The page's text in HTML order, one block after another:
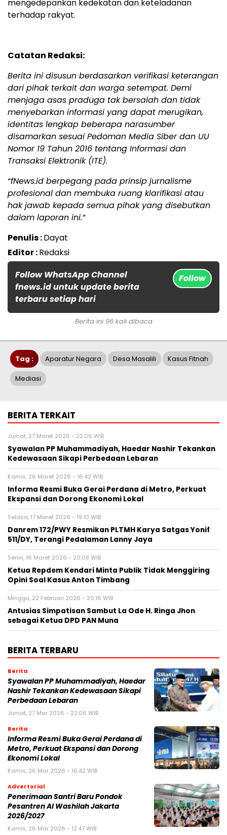
mengedepankan kedekatan dan keteladanan
terhadap rakyat.
Catatan Redaksi:
Berita ini disusun berdasarkan verifikasi keterangan
dari pihak terkait dan warga setempat. Demi
menjaga asas praduga tak bersalah dan tidak
menyebarkan informasi yang dapat merugikan,
identitas lengkap beberapa narasumber
disamarkan sesuai Pedoman Media Siber dan UU
Nomor 19 Tahun 2016 tentang Informasi dan
Transaksi Elektronik (ITE).
“fNews.id berpegang pada prinsip jurnalisme
profesional dan membuka ruang klarifikasi atau
hak jawab kepada semua pihak yang disebutkan
dalam laporan ini.”
Penulis :Dayat
Editor :Redaksi
Follow WhatsApp Channel
fnews.id untuk update berita
terbaru setiap hari
Follow
Berita ini 96 kali dibaca
Tag : Aparatur Negara Desa Masalili Kasus Fitnah
Mediasi
BERITA TERKAIT
Jumat, 27 Maret 2026 - 22:06 WIB
Syawalan PP Muhammadiyah, Haedar Nashir Tekankan
Kedewasaan Sikapi Perbedaan Lebaran
Kamis, 26 Maret 2026 - 16:42 WIB
Informa Resmi Buka Gerai Perdana di Metro, Perkuat
Ekspansi dan Dorong Ekonomi Lokal
Selasa, 17 Maret 2026 - 19:10 WIB
Danrem 172/PWY Resmikan PLTMH Karya Satgas Yonif
511/DY, Terangi Pedalaman Lanny Jaya
Senin, 16 Maret 2026 - 20:08 WIB
Ketua Repdem Kendari Minta Publik Tidak Menggiring
Opini Soal Kasus Anton Timbang
Minggu, 22 Februari 2026 - 20:16 WIB
Antusias Simpatisan Sambut La Ode H. Ringa Jhon
sebagai Ketua DPD PAN Muna
BERITA TERBARU
Berita
Syawalan PP Muhammadiyah, Haedar
Nashir Tekankan Kedewasaan Sikapi
Perbedaan Lebaran
Jumat, 27 Mar 2026 - 22:06 WIB
Berita
Informa Resmi Buka Gerai Perdana di
Metro, Perkuat Ekspansi dan Dorong
Ekonomi Lokal
Kamis, 26 Mar 2026 - 16:42 WIB
Advertorial
Penerimaan Santri Baru Pondok
Pesantren Al Washilah Jakarta
2026/2027
Kamis, 26 Mar 2026 - 12:47 WIB